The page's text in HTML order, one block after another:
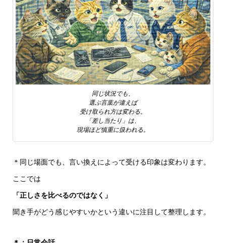
同じ状況でも、
選ぶ言葉が違えば
受け取られ方は変わる。
「差し当たり」は、
現場ほど慎重に扱われる。
＊同じ場面でも、言い換えによって受ける印象は変わります。
ここでは
「正しさを比べるのではなく」
聞き手がどう感じやすいかという違いに注目して整理します。